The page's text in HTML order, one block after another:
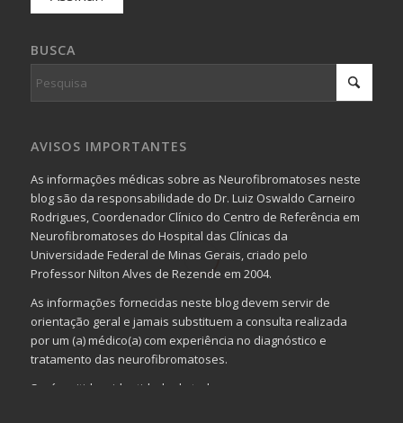
BUSCA
AVISOS IMPORTANTES
As informações médicas sobre as Neurofibromatoses neste
blog são da responsabilidade do Dr. Luiz Oswaldo Carneiro
Rodrigues, Coordenador Clínico do Centro de Referência em
Neurofibromatoses do Hospital das Clínicas da
Universidade Federal de Minas Gerais, criado pelo
Professor Nilton Alves de Rezende em 2004.
As informações fornecidas neste blog devem servir de
orientação geral e jamais substituem a consulta realizada
por um (a) médico(a) com experiência no diagnóstico e
tratamento das neurofibromatoses.
Será omitida a identidade de todas as pessoas que